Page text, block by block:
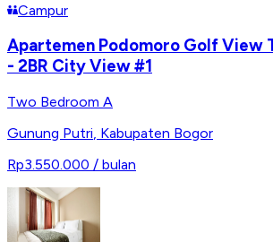
Campur
Apartemen Podomoro Golf View
- 2BR City View #1
Two Bedroom A
Gunung Putri, Kabupaten Bogor
Rp3.550.000 / bulan